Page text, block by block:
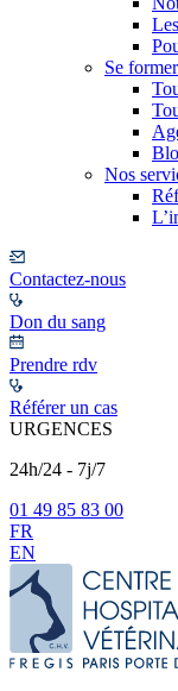
Se
Nos
Contactez-nous
Don du sang
Prendre rdv
Référer un cas
URGENCES
24h/24 - 7j/7
01 49 85 83 00
FR
EN